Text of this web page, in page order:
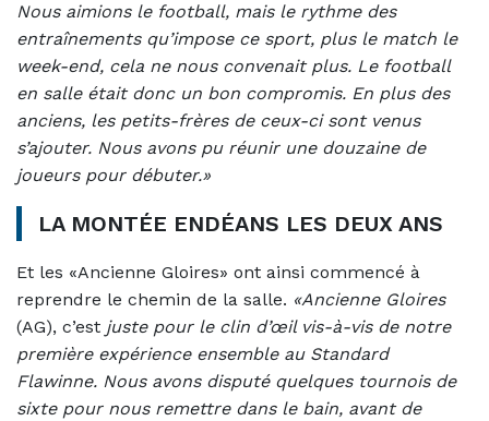
Nous aimions le football, mais le rythme des
entraînements qu’impose ce sport, plus le match le
week-end, cela ne nous convenait plus. Le football
en salle était donc un bon compromis. En plus des
anciens, les petits-frères de ceux-ci sont venus
s’ajouter. Nous avons pu réunir une douzaine de
joueurs pour débuter.»
LA MONTÉE ENDÉANS LES DEUX ANS
Et les «Ancienne Gloires» ont ainsi commencé à
reprendre le chemin de la salle. «Ancienne Gloires
(AG), c’est juste pour le clin d’œil vis-à-vis de notre
première expérience ensemble au Standard
Flawinne. Nous avons disputé quelques tournois de
sixte pour nous remettre dans le bain, avant de